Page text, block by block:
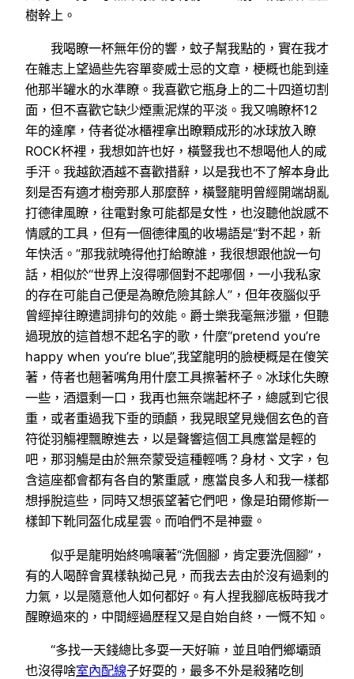
樹幹上。
我喝瞭一杯無年份的響，蚊子幫我點的，實在我才
在雜志上望過些先容單麥威士忌的文章，梗概也能到達
他那半罐水的水準瞭。我喜歡它瓶身上的二十四道切割
面，但不喜歡它缺少煙熏泥煤的平淡。我又鳴瞭杯12
年的達摩，侍者從冰櫃裡拿出瞭顆成形的冰球放入瞭
ROCK杯裡，我想如許也好，橫豎我也不想喝他人的咸
手汗。我越飲酒越不喜歡措辭，以是我也不了解本身此
刻是否有適才樹旁那人那麼醉，橫豎龍明曾經開端胡亂
打德律風瞭，往電對象可能都是女性，也沒聽他說感不
情感的工具，但有一個德律風的收場語是“對不起，新
年快活。”那我就曉得他打給瞭誰，我很想跟他說一句
話，相似於“世界上沒得哪個對不起哪個，一小我私家
的存在可能自己便是為瞭危險其餘人”，但年夜腦似乎
曾經掉往瞭遣詞排句的效能。爵士樂我毫無涉獵，但聽
過現放的這首想不起名字的歌，什麼“pretend you’re
happy when you’re blue”,我望龍明的臉梗概是在傻笑
著，侍者也翹著嘴角用什麼工具擦著杯子。冰球化失瞭
一些，酒還剩一口，我再也無奈端起杯子，總感到它很
重，或者重過我下垂的頭顱，我晃眼望見幾個玄色的音
符從羽觴裡飄瞭進去，以是聲響這個工具應當是輕的
吧，那羽觴是由於無奈蒙受這種輕嗎？身材、文字，包
含這座都會都有各自的繁重感，應當良多人和我一樣都
想掙脫這些，同時又想張望著它們吧，像是珀爾修斯一
樣卸下靴同盔化成星雲。而咱們不是神靈。
似乎是龍明始終鳴嚷著“洗個腳，肯定要洗個腳”，
有的人喝醉會異樣執拗己見，而我去去由於沒有過剩的
力氣，以是隨意他人如何都好。有人捏我腳底板時我才
醒瞭過來的，中間經過歷程又是自始自終，一慨不知。
“多找一天錢總比多耍一天好嘛，並且咱們鄉壩頭
也沒得啥室內配線子好耍的，最多不外是殺豬吃刨